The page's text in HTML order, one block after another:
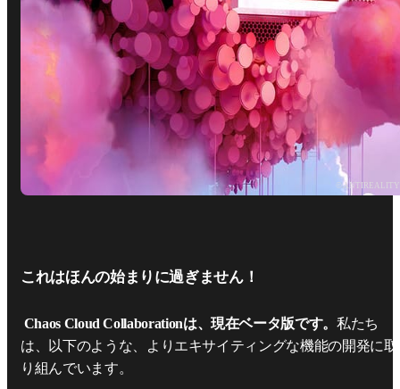
© ANTIREALITY
これはほんの始まりに過ぎません！
Chaos Cloud Collaborationは、現在ベータ版です。私たち
は、以下のような、よりエキサイティングな機能の開発に取
り組んでいます。